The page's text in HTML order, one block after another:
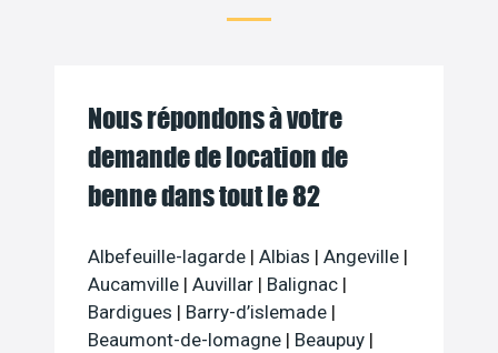
Nous répondons à votre
demande de location de
benne dans tout le 82
Albefeuille-lagarde | Albias | Angeville |
Aucamville | Auvillar | Balignac |
Bardigues | Barry-d’islemade |
Beaumont-de-lomagne | Beaupuy |